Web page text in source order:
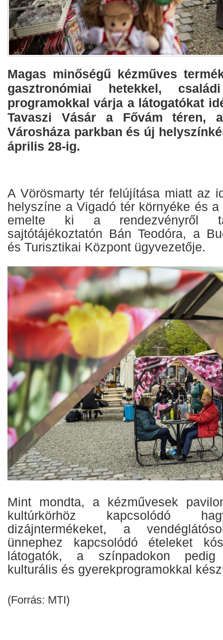
Magas minőségű kézműves
gasztronómiai hetekkel,
programokkal várja a látogatókat
Tavaszi Vásár a Fővám téren,
Városháza parkban és új
április 28-ig.
A Vörösmarty tér felújítása miatt az
helyszíne a Vigadó tér környéke és
emelte ki a rendezvényről
sajtótájékoztatón Bán Teodóra, a
és Turisztikai Központ ügyvezetője.
Mint mondta, a kézművesek
kultúrkörhöz kapcsolódó
dizájntermékeket, a
ünnephez kapcsolódó ételeket
látogatók, a színpadokon pedig
kulturális és gyerekprogramokkal
(Forrás: MTI)